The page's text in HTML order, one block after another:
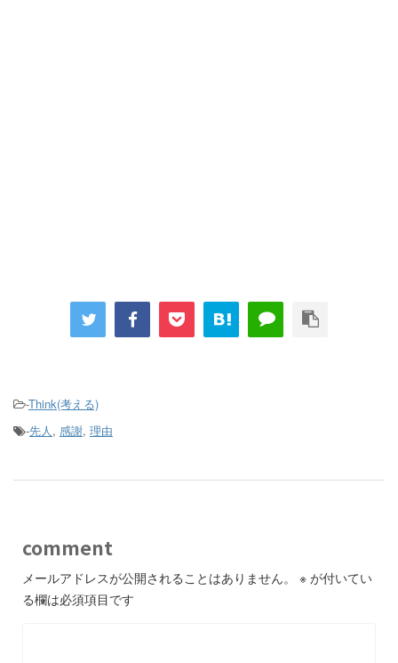
-Think(考える)
-先人 , 感謝, 理由
comment
メールアドレスが公開されることはありません。 ※ が付いてい
る欄は必須項目です